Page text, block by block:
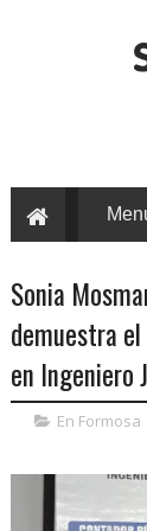
Sonia
demuestra
en Ingeniero
En Formosa